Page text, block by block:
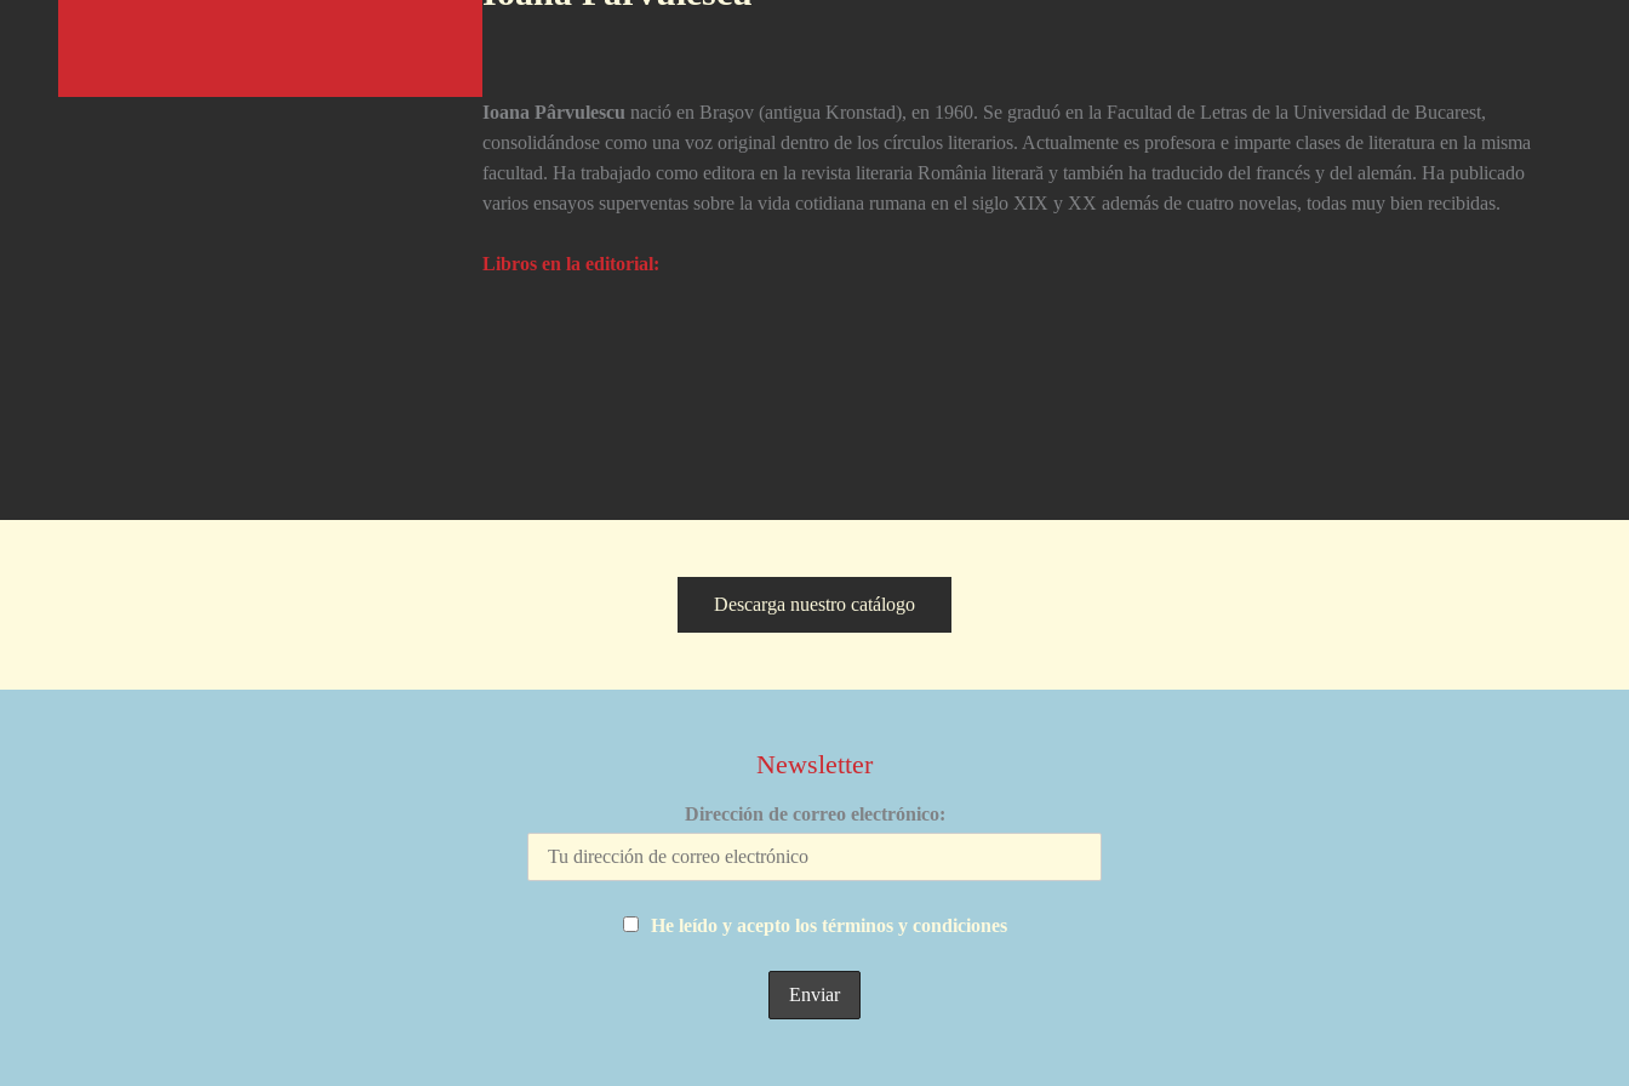
Ioana Pârvulescu nació en Braşov (antigua Kronstad), en 1960. Se graduó en la Facultad de Letras de la Universidad de Bucarest,
consolidándose como una voz original dentro de los círculos literarios. Actualmente es profesora e imparte clases de literatura en la misma
facultad. Ha trabajado como editora en la revista literaria România literară y también ha traducido del francés y del alemán. Ha publicado
varios ensayos superventas sobre la vida cotidiana rumana en el siglo XIX y XX además de cuatro novelas, todas muy bien recibidas.
Libros en la editorial:
Descarga nuestro catálogo
Newsletter
Dirección de correo electrónico:
He leído y acepto los términos y condiciones